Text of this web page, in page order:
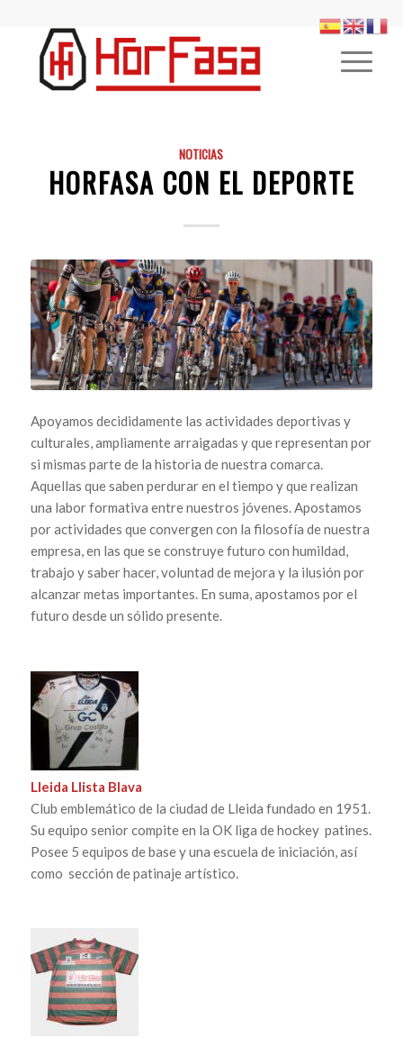
NOTICIAS
HORFASA CON EL DEPORTE
Apoyamos decididamente las actividades deportivas y
culturales, ampliamente arraigadas y que representan por
si mismas parte de la historia de nuestra comarca.
Aquellas que saben perdurar en el tiempo y que realizan
una labor formativa entre nuestros jóvenes. Apostamos
por actividades que convergen con la filosofía de nuestra
empresa, en las que se construye futuro con humildad,
trabajo y saber hacer, voluntad de mejora y la ilusión por
alcanzar metas importantes. En suma, apostamos por el
futuro desde un sólido presente.
Lleida Llista Blava
Club emblemático de la ciudad de Lleida fundado en 1951.
Su equipo senior compite en la OK liga de hockey patines.
Posee 5 equipos de base y una escuela de iniciación, así
como sección de patinaje artístico.